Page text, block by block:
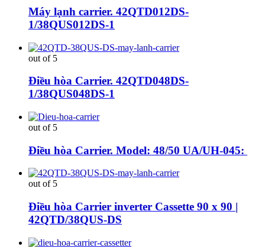
Máy lạnh carrier. 42QTD012DS-
1/38QUS012DS-1
out of 5
Điều hòa Carrier. 42QTD048DS-
1/38QUS048DS-1
out of 5
Điều hòa Carrier. Model: 48/50 UA/UH-045:
out of 5
Điều hòa Carrier inverter Cassette 90 x 90 |
42QTD/38QUS-DS